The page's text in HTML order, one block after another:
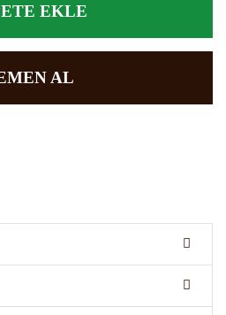
EKLE
AL